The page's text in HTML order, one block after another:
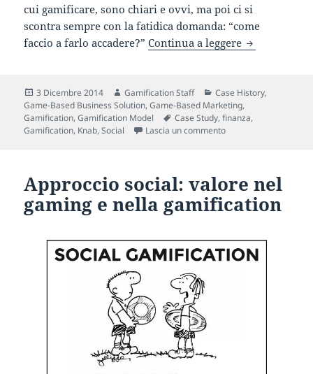
cui gamificare, sono chiari e ovvi, ma poi ci si
scontra sempre con la fatidica domanda: “come
faccio a farlo accadere?”Continua a leggere Gli agenti
Scritto
il
3 Dicembre 2014 Autore
Gamification Staff Categorie
Case History,
Game-Based Business Solution,Game-Based Marketing,
Gamification,Gamification Model Tag
Case Study,finanza,
Gamification, Knab,Social Lascia un commentosu Gli agenti
Approccio social: valore nel
gaming e nella gamification